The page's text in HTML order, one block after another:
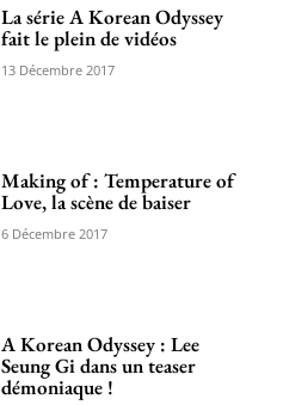
La série A Korean Odyssey
fait le plein de vidéos
13 Décembre 2017
Making of : Temperature of
Love, la scène de baiser
6 Décembre 2017
A Korean Odyssey : Lee
Seung Gi dans un teaser
démoniaque !